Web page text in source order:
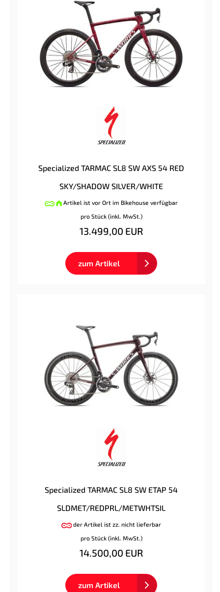
Specialized TARMAC SL8 SW AXS 54 RED
SKY/SHADOW SILVER/WHITE
Artikel ist vor Ort im Bikehouse verfügbar
pro Stück (inkl. MwSt.)
13.499,00 EUR
zum Artikel
Specialized TARMAC SL8 SW ETAP 54
SLDMET/REDPRL/METWHTSIL
der Artikel ist zz. nicht lieferbar
pro Stück (inkl. MwSt.)
14.500,00 EUR
zum Artikel